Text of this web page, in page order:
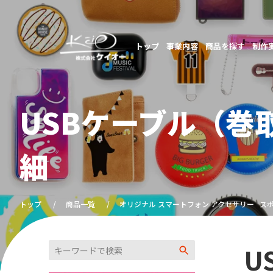
トップ 事業内容 商品を探す 制作
USBケーブル（
細
トップ 商品一覧 オリジナル スマートフォン アクセサリー ス